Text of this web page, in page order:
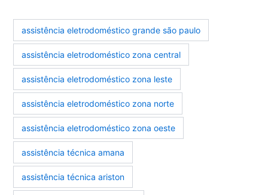
assistência eletrodoméstico grande são paulo
assistência eletrodoméstico zona central
assistência eletrodoméstico zona leste
assistência eletrodoméstico zona norte
assistência eletrodoméstico zona oeste
assistência técnica amana
assistência técnica ariston